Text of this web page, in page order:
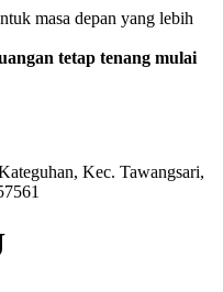
masa depan yang lebih
tetap tenang mulai
Kec. Tawangsari,